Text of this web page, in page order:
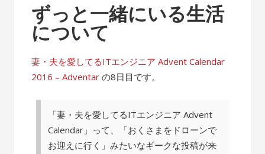
ずっと一緒にいる生活
について
妻・夫を愛してるITエンジニア Advent Calendar
2016 – Adventar の8日目です。
「妻・夫を愛してるITエンジニア Advent
Calendar」って、「おくさまをドローンで
お迎えに行く」みたいなギークな投稿が来